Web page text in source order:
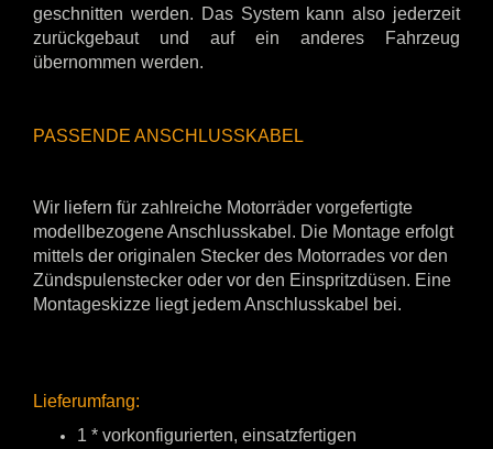
geschnitten werden. Das System kann also jederzeit
zurückgebaut und auf ein anderes Fahrzeug
übernommen werden.
PASSENDE ANSCHLUSSKABEL
Wir liefern für zahlreiche Motorräder vorgefertigte
modellbezogene Anschlusskabel. Die Montage erfolgt
mittels der originalen Stecker des Motorrades vor den
Zündspulenstecker oder vor den Einspritzdüsen. Eine
Montageskizze liegt jedem Anschlusskabel bei.
Lieferumfang:
1 * vorkonfigurierten, einsatzfertigen